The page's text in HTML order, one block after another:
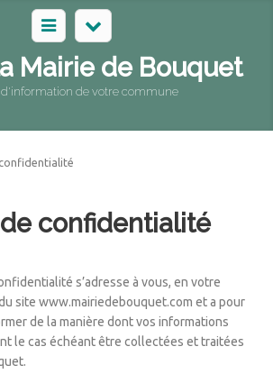
Mairie de Bouquet
d'information de votre commune
confidentialité
s’adresse à vous, en votre
site www.mairiedebouquet.com et a pour
de la manière dont vos informations
le cas échéant être collectées et traitées